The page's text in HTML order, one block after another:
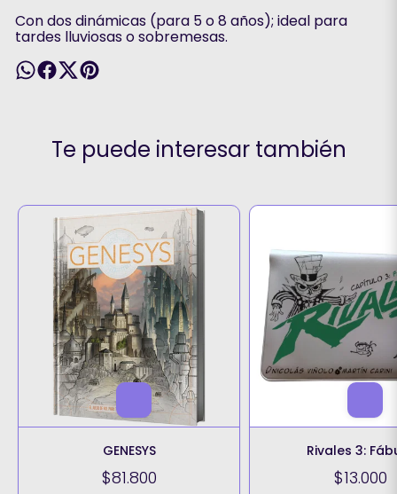
Con dos dinámicas (para 5 o 8 años); ideal para
tardes lluviosas o sobremesas.
Te puede interesar también
GENESYS
$81.800
Rivales 3:
$13.000